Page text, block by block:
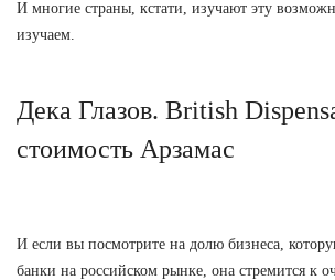
И многие страны, кстати, изучают эту
изучаем.
Дека Глазов. British
стоимость Арзамас
И если вы посмотрите на долю бизнеса,
банки на российском рынке, она стремится к